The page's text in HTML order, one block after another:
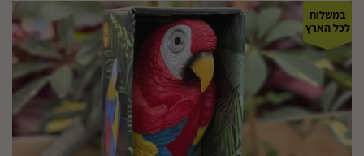
במשלוח
לכל הארץ